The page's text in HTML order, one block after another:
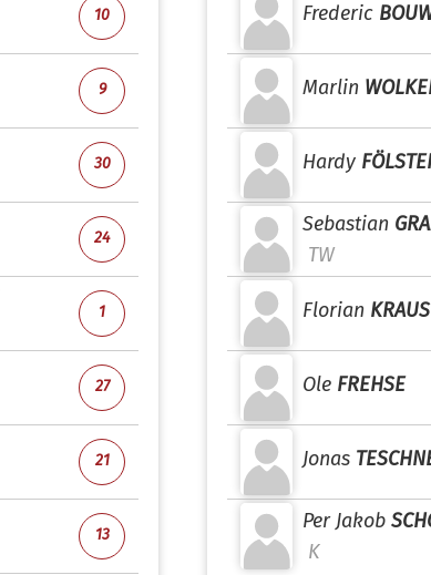
10
9
30
24
1
27
21
13
Frederic
Marlin
Hardy
Sebastian
TW
Florian
Ole FREHSE
Jonas
Per Jakob
K